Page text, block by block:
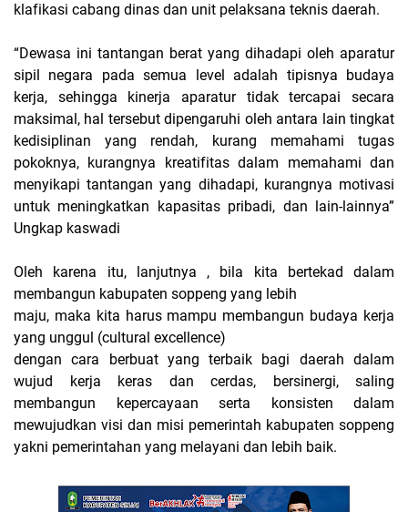
klafikasi cabang dinas dan unit pelaksana teknis daerah.
“Dewasa ini tantangan berat yang dihadapi oleh aparatur
sipil negara pada semua level adalah tipisnya budaya
kerja, sehingga kinerja aparatur tidak tercapai secara
maksimal, hal tersebut dipengaruhi oleh antara lain tingkat
kedisiplinan yang rendah, kurang memahami tugas
pokoknya, kurangnya kreatifitas dalam memahami dan
menyikapi tantangan yang dihadapi, kurangnya motivasi
untuk meningkatkan kapasitas pribadi, dan lain-lainnya”
Ungkap kaswadi
Oleh karena itu, lanjutnya , bila kita bertekad dalam
membangun kabupaten soppeng yang lebih
maju, maka kita harus mampu membangun budaya kerja
yang unggul (cultural excellence)
dengan cara berbuat yang terbaik bagi daerah dalam
wujud kerja keras dan cerdas, bersinergi, saling
membangun kepercayaan serta konsisten dalam
mewujudkan visi dan misi pemerintah kabupaten soppeng
yakni pemerintahan yang melayani dan lebih baik.